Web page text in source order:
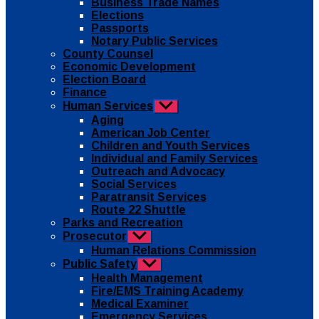
menu
Business Trade Names
Elections
Passports
Notary Public Services
County Counsel
Economic Development
Election Board
Finance
Human Services Show
sub
menu
Aging
American Job Center
Children and Youth Services
Individual and Family Services
Outreach and Advocacy
Social Services
Paratransit Services
Route 22 Shuttle
Parks and Recreation
Prosecutor Show
sub
menu
Human Relations Commission
Public Safety Show
sub
menu
Health Management
Fire/EMS Training Academy
Medical Examiner
Emergency Services